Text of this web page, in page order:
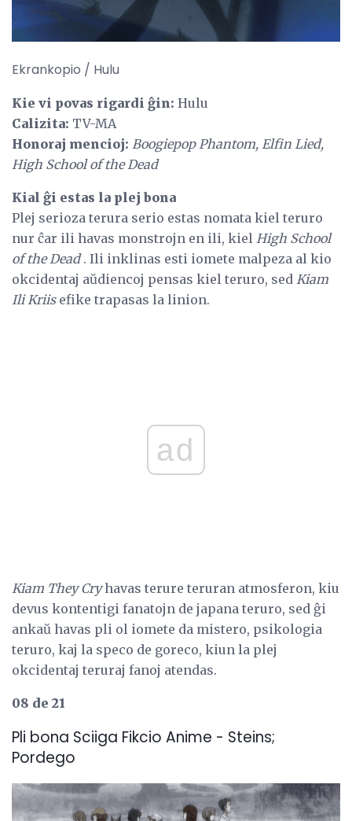
Ekrankopio / Hulu
Kie vi povas rigardi ĝin: Hulu
Calizita: TV-MA
Honoraj mencioj: Boogiepop Phantom, Elfin Lied,
High School of the Dead
Kial ĝi estas la plej bona
Plej serioza terura serio estas nomata kiel teruro
nur ĉar ili havas monstrojn en ili, kiel High School
of the Dead. Ili inklinas esti iomete malpeza al kio
okcidentaj aŭdiencoj pensas kiel teruro, sed Kiam
Ili Kriisefike trapasas la linion.
ad
Kiam They Cryhavas terure teruran atmosferon, kiu
devus kontentigi fanatojn de japana teruro, sed ĝi
ankaŭ havas pli ol iomete da mistero, psikologia
teruro, kaj la speco de goreco, kiun la plej
okcidentaj teruraj fanoj atendas.
08 de 21
Pli bona Sciiga Fikcio Anime - Steins;
Pordego